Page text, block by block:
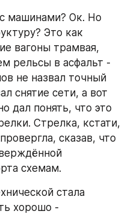
машинами? Ок. Но
Это как
вагоны трамвая,
рельсы в асфальт -
не назвал точный
снятие сети, а вот
дал понять, что это
Стрелка, кстати,
сказав, что
схемам.
стала
хорошо -